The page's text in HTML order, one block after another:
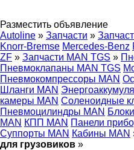
Разместить объявление
Autoline » Запчасти »
Knorr-Bremse Mercedes-Benz
ZF » Запчасти MAN TGS »
Пневмоклапаны MAN TGS
Пневмокомпрессоры MAN
Шланги MAN
камеры MAN Соленоидные
Пневмоцилиндры MAN
MAN КПП MAN Панели
Суппорты MAN Кабины MAN
для грузовиков »